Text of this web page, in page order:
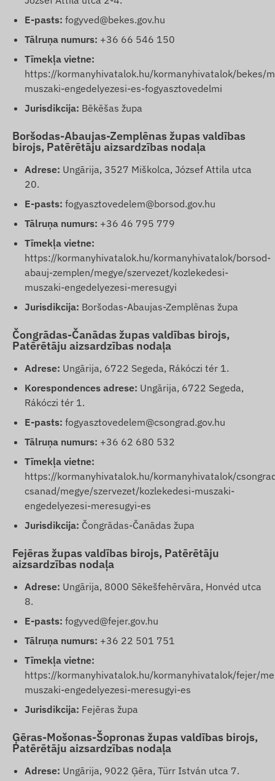
E-pasts: fogyved@bekes.gov.hu
Tālruņa numurs: +36 66 546 150
Tīmekļa vietne:
https://kormanyhivatalok.hu/kormanyhivatalok/bekes/
muszaki-engedelyezesi-es-fogyasztovedelmi
Jurisdikcija: Bēkēšas župa
Boršodas-Abaujas-Zemplēnas župas valdības
birojs, Patērētāju aizsardzības nodaļa
Adrese: Ungārija, 3527 Miškolca, József Attila utca
20.
E-pasts: fogyasztovedelem@borsod.gov.hu
Tālruņa numurs: +36 46 795 779
Tīmekļa vietne:
https://kormanyhivatalok.hu/kormanyhivatalok/borsod-
abauj-zemplen/megye/szervezet/kozlekedesi-
muszaki-engedelyezesi-meresugyi
Jurisdikcija: Boršodas-Abaujas-Zemplēnas župa
Čongrādas-Čanādas župas valdības birojs,
Patērētāju aizsardzības nodaļa
Adrese: Ungārija, 6722 Segeda, Rákóczi tér 1.
Korespondences adrese: Ungārija, 6722 Segeda,
Rákóczi tér 1.
E-pasts: fogyasztovedelem@csongrad.gov.hu
Tālruņa numurs: +36 62 680 532
Tīmekļa vietne:
https://kormanyhivatalok.hu/kormanyhivatalok/
csanad/megye/szervezet/kozlekedesi-muszaki-
engedelyezesi-meresugyi-es
Jurisdikcija: Čongrādas-Čanādas župa
Fejēras župas valdības birojs, Patērētāju
aizsardzības nodaļa
Adrese: Ungārija, 8000 Sēkešfehērvāra, Honvéd utca
8.
E-pasts: fogyved@fejer.gov.hu
Tālruņa numurs: +36 22 501 751
Tīmekļa vietne:
https://kormanyhivatalok.hu/kormanyhivatalok/fejer/
muszaki-engedelyezesi-meresugyi-es
Jurisdikcija: Fejēras župa
Ģēras-Mošonas-Šopronas župas valdības birojs,
Patērētāju aizsardzības nodaļa
Adrese: Ungārija, 9022 Ģēra, Türr István utca 7.